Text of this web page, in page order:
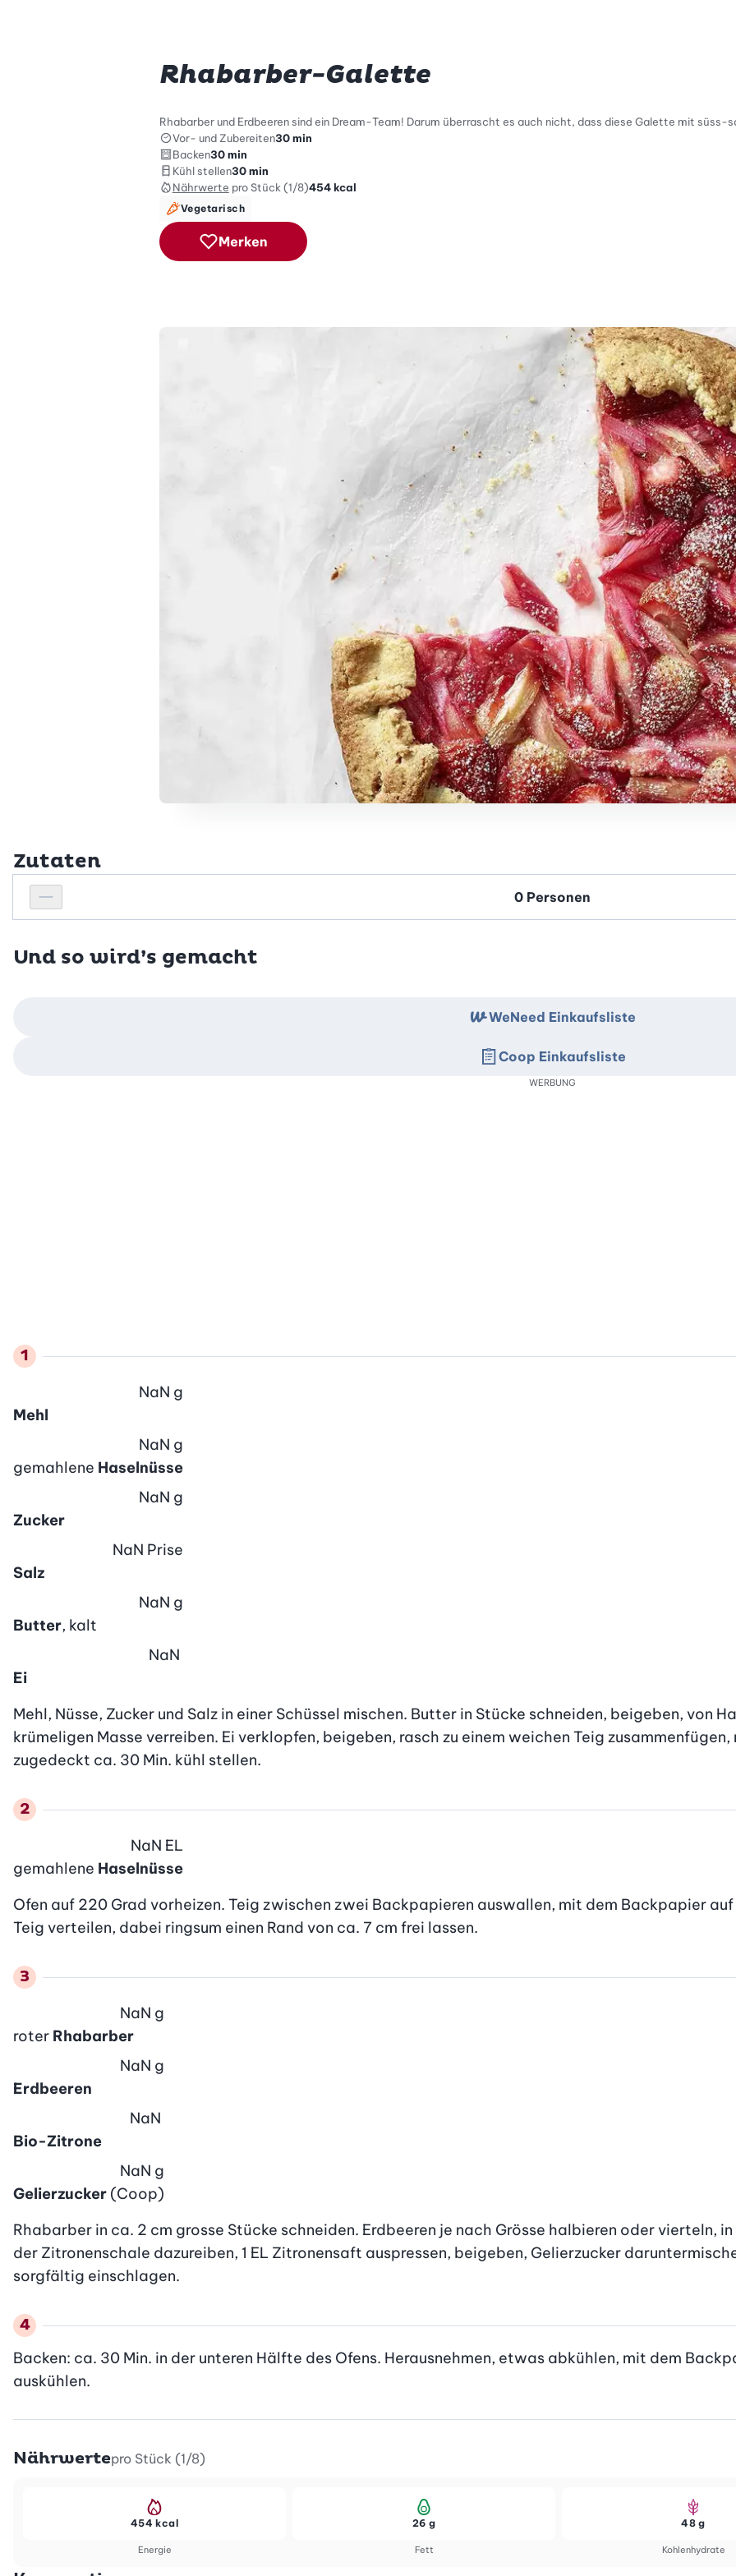
Rhabarber-Galette
Rhabarber und Erdbeeren sind ein Dream-Team! Darum überrascht es auch nicht, dass diese Galette mit
Vor- und Zubereiten30 min
Backen30 min
Kühl stellen30 min
Nährwerte pro Stück (1/8)454 kcal
Vegetarisch
Merken
Zutaten
Personenanzahl verringern
Personenanzahl
Und so wird’s gemacht
Mehl
NaN g
gemahlene Haselnüsse
NaN g
Zucker
NaN g
Salz
NaN Prise
Butter, kalt
NaN g
Ei
NaN
Mehl, Nüsse, Zucker und Salz in einer Schüssel mischen. Butter in Stücke schneiden, beigeben, von
krümeligen Masse verreiben. Ei verklopfen, beigeben, rasch zu einem weichen Teig
zugedeckt ca. 30 Min. kühl stellen.
gemahlene Haselnüsse
NaN EL
Ofen auf 220 Grad vorheizen. Teig zwischen zwei Backpapieren auswallen, mit dem Backpapier auf
Teig verteilen, dabei ringsum einen Rand von ca. 7 cm frei lassen.
roter Rhabarber
NaN g
Erdbeeren
NaN g
Bio-Zitrone
NaN
Gelierzucker (Coop)
NaN g
Rhabarber in ca. 2 cm grosse Stücke schneiden. Erdbeeren je nach Grösse halbieren oder vierteln,
der Zitronenschale dazureiben, 1 EL Zitronensaft auspressen, beigeben, Gelierzucker
sorgfältig einschlagen.
Backen: ca. 30 Min. in der unteren Hälfte des Ofens. Herausnehmen, etwas abkühlen, mit dem
auskühlen.
WeNeed Einkaufsliste
Coop Einkaufsliste
WERBUNG
Nährwertepro Stück (1/8)
Energie
454 kcal
Fett
26 g
Kohlenhydrate
48 g